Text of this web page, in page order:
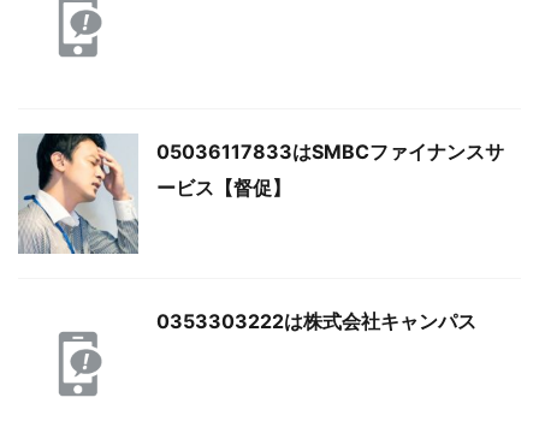
05036117833はSMBCファイナンスサ
ービス【督促】
0353303222は株式会社キャンパス